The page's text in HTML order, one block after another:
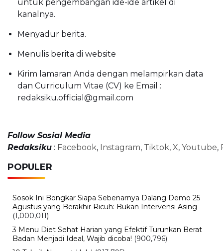
untuk pengembangan ide-ide artikel di
kanalnya.
Menyadur berita.
Menulis berita di website
Kirim lamaran Anda dengan melampirkan data
dan Curriculum Vitae (CV) ke Email :
redaksiku.official@gmail.com
Follow Sosial Media
Redaksiku : Facebook, Instagram, Tiktok, X, Youtube,
POPULER
Sosok Ini Bongkar Siapa Sebenarnya Dalang Demo 25
Agustus yang Berakhir Ricuh: Bukan Intervensi Asing
(1,000,011)
3 Menu Diet Sehat Harian yang Efektif Turunkan Berat
Badan Menjadi Ideal, Wajib dicoba! (900,796)